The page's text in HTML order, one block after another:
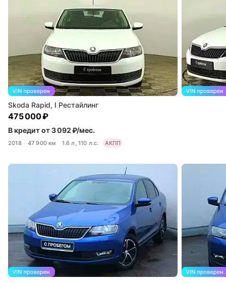
Skoda Rapid, I Рестайлинг
475 000 ₽
В кредит от 3 092 ₽/мес.
2018 47 900 км 1.6 л, 110 л.с. АКПП